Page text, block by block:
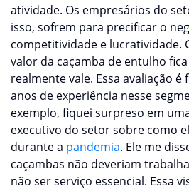
atividade. Os empresários do
isso, sofrem para precificar o
competitividade e lucratividade.
valor da caçamba de entulho
realmente vale. Essa avaliação é
anos de experiência nesse
exemplo, fiquei surpreso em
executivo do setor sobre como
durante a pandemia. Ele me
caçambas não deveriam
não ser serviço essencial. Essa